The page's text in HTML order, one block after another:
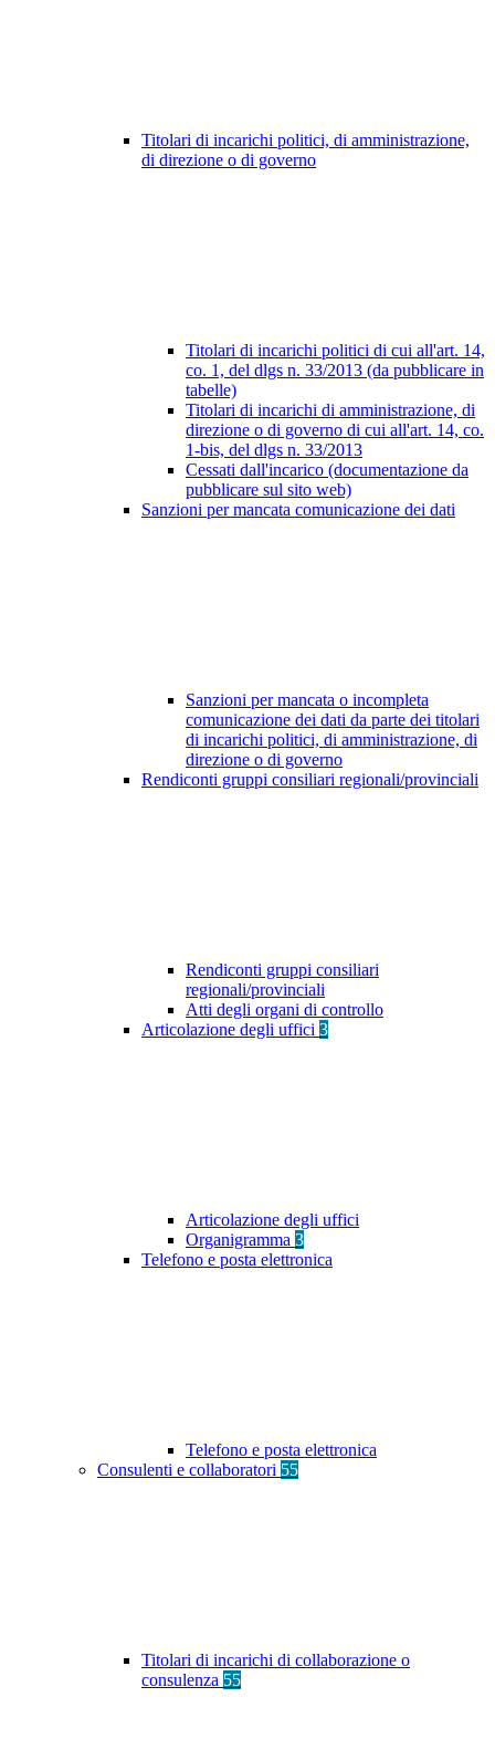
Titolari di incarichi politici, di amministrazione,
di direzione o di governo
Titolari di incarichi politici di cui all'art. 14,
co. 1, del dlgs n. 33/2013 (da pubblicare in
tabelle)
Titolari di incarichi di amministrazione, di
direzione o di governo di cui all'art. 14, co.
1-bis, del dlgs n. 33/2013
Cessati dall'incarico (documentazione da
pubblicare sul sito web)
Sanzioni per mancata comunicazione dei dati
Sanzioni per mancata o incompleta
comunicazione dei dati da parte dei titolari
di incarichi politici, di amministrazione, di
direzione o di governo
Rendiconti gruppi consiliari regionali/provinciali
Rendiconti gruppi consiliari
regionali/provinciali
Atti degli organi di controllo
Articolazione degli uffici 3
Articolazione degli uffici
Organigramma 3
Telefono e posta elettronica
Telefono e posta elettronica
Consulenti e collaboratori 55
Titolari di incarichi di collaborazione o
consulenza 55